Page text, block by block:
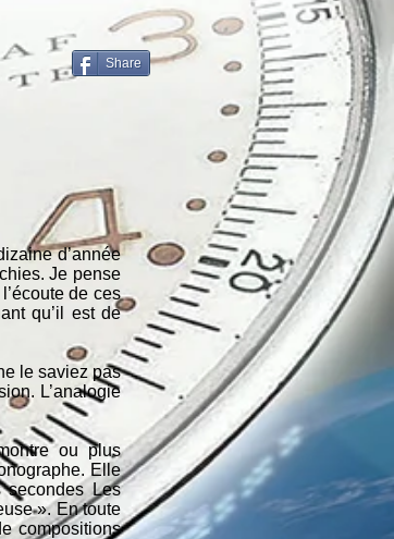
Share
d’année
Je pense
de ces
qu’il est de
le saviez pas
L’analogie
ou plus
Elle
secondes Les
». En toute
compositions